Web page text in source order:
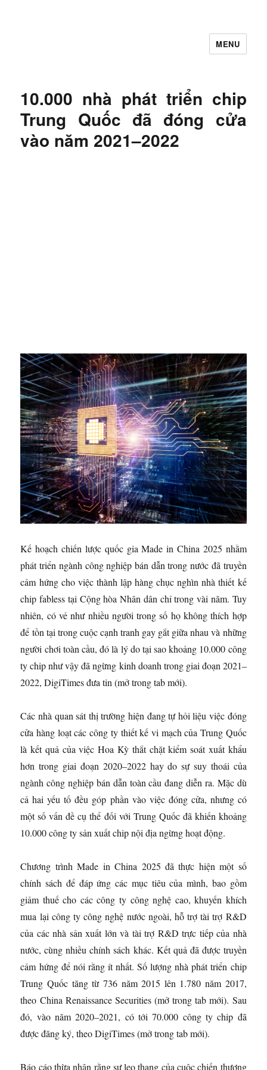
MENU
10.000 nhà phát triển chip
Trung Quốc đã đóng cửa
vào năm 2021–2022
Kế hoạch chiến lược quốc gia Made in China 2025 nhằm
phát triển ngành công nghiệp bán dẫn trong nước đã truyền
cảm hứng cho việc thành lập hàng chục nghìn nhà thiết kế
chip fabless tại Cộng hòa Nhân dân chỉ trong vài năm. Tuy
nhiên, có vẻ như nhiều người trong số họ không thích hợp
để tồn tại trong cuộc cạnh tranh gay gắt giữa nhau và những
người chơi toàn cầu, đó là lý do tại sao khoảng 10.000 công
ty chip như vậy đã ngừng kinh doanh trong giai đoạn 2021–
2022, DigiTimes đưa tin (mở trong tab mới).
Các nhà quan sát thị trường hiện đang tự hỏi liệu việc đóng
cửa hàng loạt các công ty thiết kế vi mạch của Trung Quốc
là kết quả của việc Hoa Kỳ thắt chặt kiểm soát xuất khẩu
hơn trong giai đoạn 2020–2022 hay do sự suy thoái của
ngành công nghiệp bán dẫn toàn cầu đang diễn ra. Mặc dù
cả hai yếu tố đều góp phần vào việc đóng cửa, nhưng có
một số vấn đề cụ thể đối với Trung Quốc đã khiến khoảng
10.000 công ty sản xuất chip nội địa ngừng hoạt động.
Chương trình Made in China 2025 đã thực hiện một số
chính sách để đáp ứng các mục tiêu của mình, bao gồm
giảm thuế cho các công ty công nghệ cao, khuyến khích
mua lại công ty công nghệ nước ngoài, hỗ trợ tài trợ R&D
của các nhà sản xuất lớn và tài trợ R&D trực tiếp của nhà
nước, cùng nhiều chính sách khác. Kết quả đã được truyền
cảm hứng để nói rằng ít nhất. Số lượng nhà phát triển chip
Trung Quốc tăng từ 736 năm 2015 lên 1.780 năm 2017,
theo China Renaissance Securities(mở trong tab mới). Sau
đó, vào năm 2020–2021, có tới 70.000 công ty chip đã
được đăng ký, theo DigiTimes(mở trong tab mới).
Báo cáo thừa nhận rằng sự leo thang của cuộc chiến thương